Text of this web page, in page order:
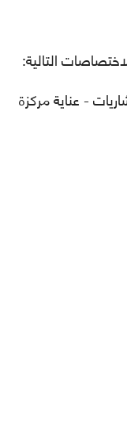
التالية:
- عناية مركزة